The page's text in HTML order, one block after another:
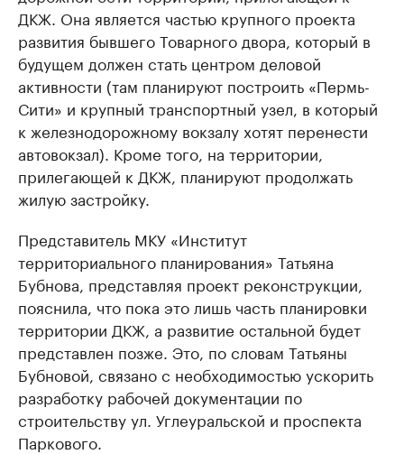
ДКЖ. Она является частью крупного проекта
развития бывшего Товарного двора, который в
будущем должен стать центром деловой
активности (там планируют построить «Пермь-
Сити» и крупный транспортный узел, в который
к железнодорожному вокзалу хотят перенести
автовокзал). Кроме того, на территории,
прилегающей к ДКЖ, планируют продолжать
жилую застройку.
Представитель МКУ «Институт
территориального планирования» Татьяна
Бубнова, представляя проект реконструкции,
пояснила, что пока это лишь часть планировки
территории ДКЖ, а развитие остальной будет
представлен позже. Это, по словам Татьяны
Бубновой, связано с необходимостью ускорить
разработку рабочей документации по
строительству ул. Углеуральской и проспекта
Паркового.